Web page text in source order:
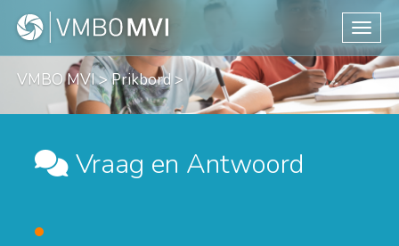
VMBO MVI>Prikbord>
Vraag en Antwoord